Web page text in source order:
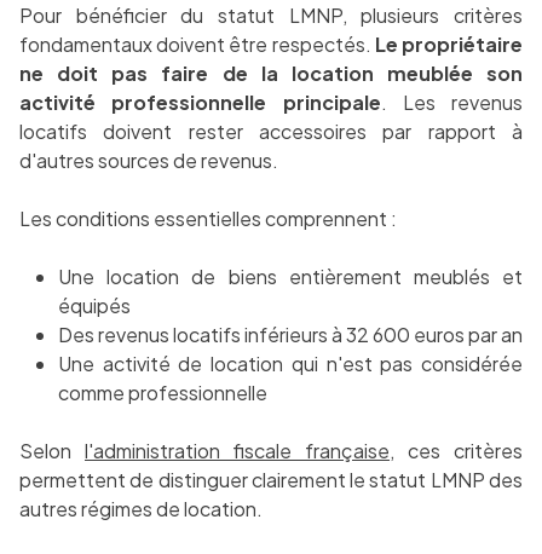
Pour bénéficier du statut LMNP, plusieurs critères
fondamentaux doivent être respectés. Le propriétaire
ne doit pas faire de la location meublée son
activité professionnelle principale. Les revenus
locatifs doivent rester accessoires par rapport à
d'autres sources de revenus.
Les conditions essentielles comprennent :
Une location de biens entièrement meublés et
équipés
Des revenus locatifs inférieurs à 32 600 euros par an
Une activité de location qui n'est pas considérée
comme professionnelle
Selon l'administration fiscale française, ces critères
permettent de distinguer clairement le statut LMNP des
autres régimes de location.